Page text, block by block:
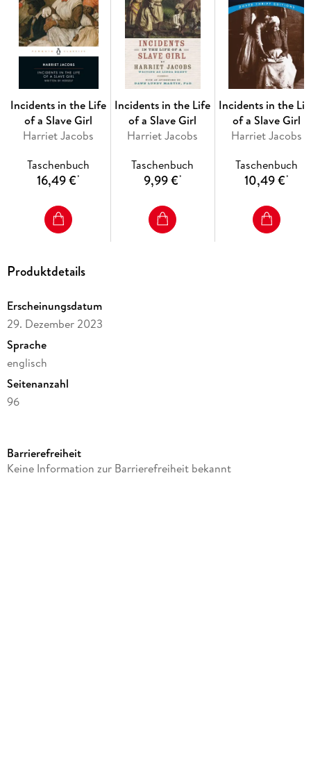
Incidents in the Life
of a Slave Girl
Harriet Jacobs
Taschenbuch
16,49 €*
Incidents in the Life
of a Slave Girl
Harriet Jacobs
Taschenbuch
9,99 €*
Incidents in the
of a Slave Girl
Harriet Jacobs
Taschenbuch
10,49 €*
Produktdetails
Erscheinungsdatum
29. Dezember 2023
Sprache
englisch
Seitenanzahl
96
Autor/Autorin
Barrierefreiheit
Keine Information zur Barrierefreiheit bekannt